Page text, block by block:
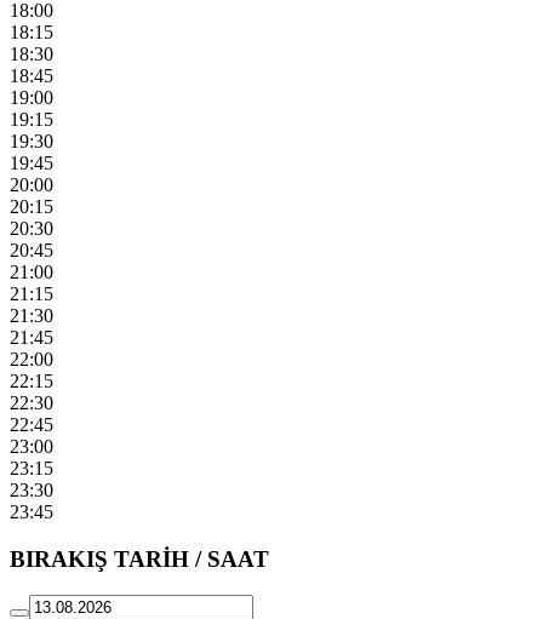
18:00
18:15
18:30
18:45
19:00
19:15
19:30
19:45
20:00
20:15
20:30
20:45
21:00
21:15
21:30
21:45
22:00
22:15
22:30
22:45
23:00
23:15
23:30
23:45
BIRAKIŞ TARİH / SAAT